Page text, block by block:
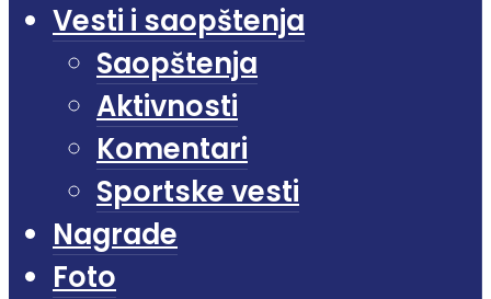
Vesti i saopštenja
Saopštenja
Aktivnosti
Komentari
Sportske vesti
Nagrade
Foto